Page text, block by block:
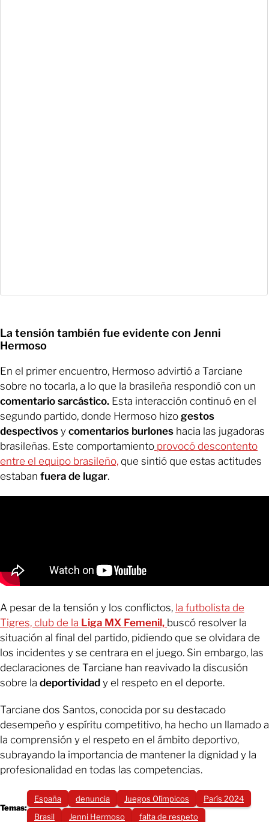
La tensión también fue evidente con Jenni
Hermoso
En el primer encuentro, Hermoso advirtió a Tarciane
sobre no tocarla, a lo que la brasileña respondió con un
comentario sarcástico. Esta interacción continuó en el
segundo partido, donde Hermoso hizo gestos
despectivos y comentarios burlones hacia las jugadoras
brasileñas. Este comportamiento provocó descontento
entre el equipo brasileño, que sintió que estas actitudes
estaban fuera de lugar.
A pesar de la tensión y los conflictos, la futbolista de
Tigres, club de la Liga MX Femenil, buscó resolver la
situación al final del partido, pidiendo que se olvidara de
los incidentes y se centrara en el juego. Sin embargo, las
declaraciones de Tarciane han reavivado la discusión
sobre la deportividad y el respeto en el deporte.
Tarciane dos Santos, conocida por su destacado
desempeño y espíritu competitivo, ha hecho un llamado a
la comprensión y el respeto en el ámbito deportivo,
subrayando la importancia de mantener la dignidad y la
profesionalidad en todas las competencias.
Temas:
España denuncia Juegos Olímpicos
París 2024
Brasil
Jenni Hermoso falta de respeto